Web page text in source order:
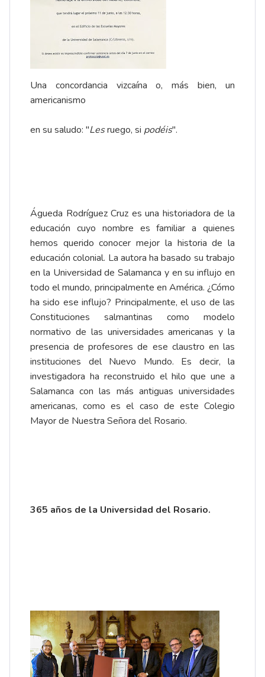
Una concordancia vizcaína o, más bien, un
americanismo
en su saludo: "Lesruego, si podéis".
Águeda Rodríguez Cruz es una historiadora de la
educación cuyo nombre es familiar a quienes
hemos querido conocer mejor la historia de la
educación colonial. La autora ha basado su trabajo
en la Universidad de Salamanca y en su influjo en
todo el mundo, principalmente en América. ¿Cómo
ha sido ese influjo? Principalmente, el uso de las
Constituciones salmantinas como modelo
normativo de las universidades americanas y la
presencia de profesores de ese claustro en las
instituciones del Nuevo Mundo. Es decir, la
investigadora ha reconstruido el hilo que une a
Salamanca con las más antiguas universidades
americanas, como es el caso de este Colegio
Mayor de Nuestra Señora del Rosario.
365 años de la Universidad del Rosario.